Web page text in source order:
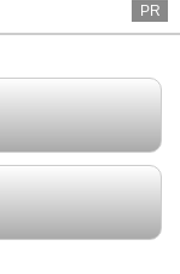
PR